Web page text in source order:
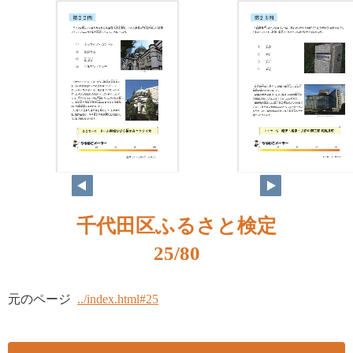
千代田区ふるさと検定
25/80
元のページ ../index.html#25